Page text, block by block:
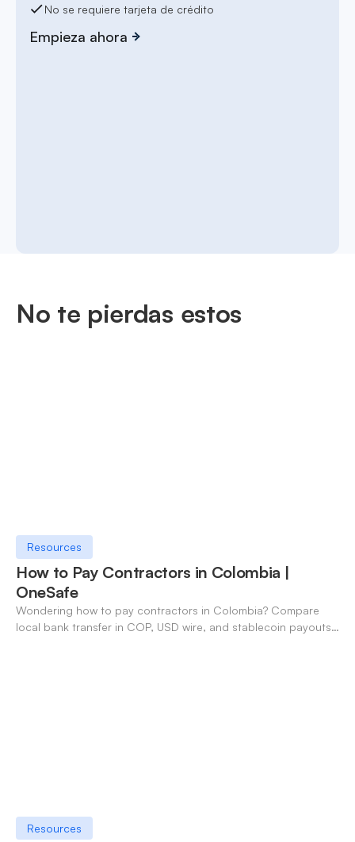
No se requiere tarjeta de crédito
Empieza ahora
No te pierdas estos
Resources
How to Pay Contractors in Colombia |
OneSafe
Wondering how to pay contractors in Colombia? Compare
local bank transfer in COP, USD wire, and stablecoin payouts.
Resources